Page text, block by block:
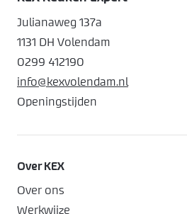
Over KEX
Over ons
Werkwijze
Julianaweg 137a
1131 DH Volendam
0299 412190
info@kexvolendam.nl
Openingstijden